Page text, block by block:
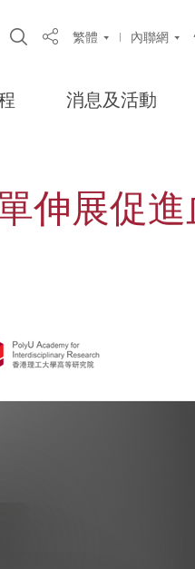
Open Site Search
Share繁體 內聯網
消息及活動
伸展促進